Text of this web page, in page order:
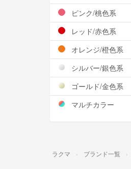
ピンク/桃色系
レッド/赤色系
オレンジ/橙色系
シルバー/銀色系
ゴールド/金色系
マルチカラー
ラクマ ブランド一覧